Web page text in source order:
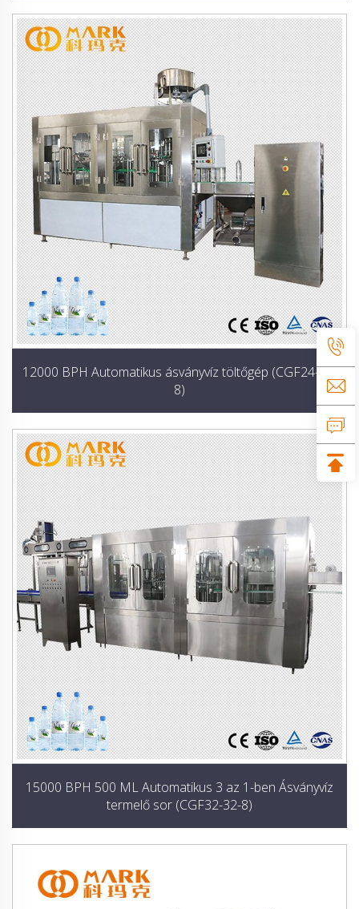
12000 BPH Automatikus ásványvíz töltőgép (CGF24-24-
8)
15000 BPH 500 ML Automatikus 3 az 1-ben Ásványvíz
termelő sor (CGF32-32-8)